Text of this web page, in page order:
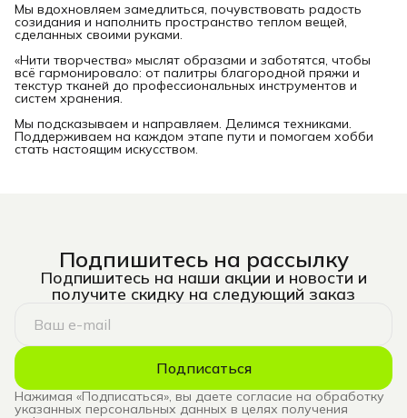
Мы вдохновляем замедлиться, почувствовать радость
созидания и наполнить пространство теплом вещей,
сделанных своими руками.
«Нити творчества» мыслят образами и заботятся, чтобы
всё гармонировало: от палитры благородной пряжи и
текстур тканей до профессиональных инструментов и
систем хранения.
Мы подсказываем и направляем. Делимся техниками.
Поддерживаем на каждом этапе пути и помогаем хобби
стать настоящим искусством.
Подпишитесь на рассылку
Подпишитесь на наши акции и новости и
получите скидку на следующий заказ
Подписаться
Нажимая «Подписаться», вы даете согласие на обработку
указанных персональных данных в целях получения